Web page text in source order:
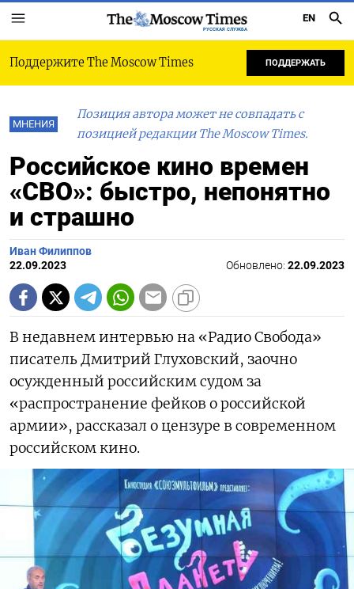
РУССКАЯ СЛУЖБА
EN
Поддержите The Moscow Times ПОДДЕРЖАТЬ
МНЕНИЯ
Позиция автора может не совпадать с
позицией редакции The Moscow Times.
Российское кино времен
«СВО»: быстро, непонятно
и страшно
Иван Филиппов
22.09.2023
Обновлено: 22.09.2023
В недавнем интервью на «Радио Свобода»
писатель Дмитрий Глуховский, заочно
осужденный российским судом за
«распространение фейков о российской
армии», рассказал о цензуре в современном
российском кино.